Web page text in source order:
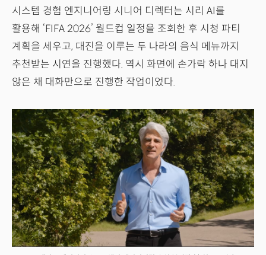
시스템 경험 엔지니어링 시니어 디렉터는 시리 AI를
활용해 ‘FIFA 2026’ 월드컵 일정을 조회한 후 시청 파티
계획을 세우고, 대진을 이루는 두 나라의 음식 메뉴까지
추천받는 시연을 진행했다. 역시 화면에 손가락 하나 대지
않은 채 대화만으로 진행한 작업이었다.